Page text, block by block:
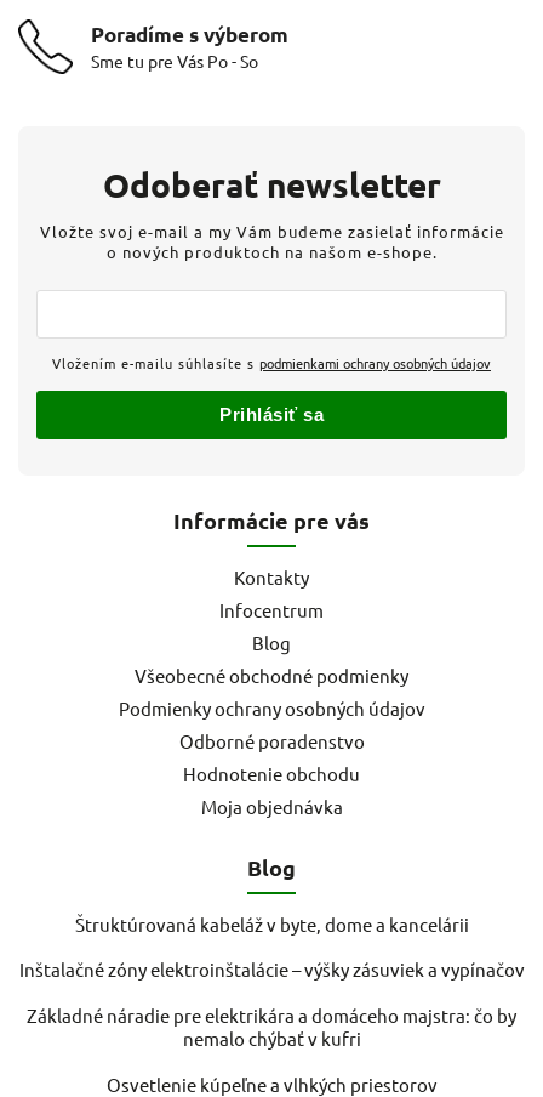
Poradíme s výberom
Sme tu pre Vás Po - So
Informácie pre vás
Kontakty
Infocentrum
Blog
Všeobecné obchodné podmienky
Podmienky ochrany osobných údajov
Odborné poradenstvo
Hodnotenie obchodu
Moja objednávka
Blog
Štruktúrovaná kabeláž v byte, dome a kancelárii
Inštalačné zóny elektroinštalácie – výšky zásuviek a vypínačov
Základné náradie pre elektrikára a domáceho majstra: čo by
nemalo chýbať v kufri
Osvetlenie kúpeľne a vlhkých priestorov
Odoberať newsletter
Vložte svoj e-mail a my Vám budeme zasielať informácie
o nových produktoch na našom e-shope.
Vložením e-mailu súhlasíte s podmienkami ochrany osobných údajov
Prihlásiť sa